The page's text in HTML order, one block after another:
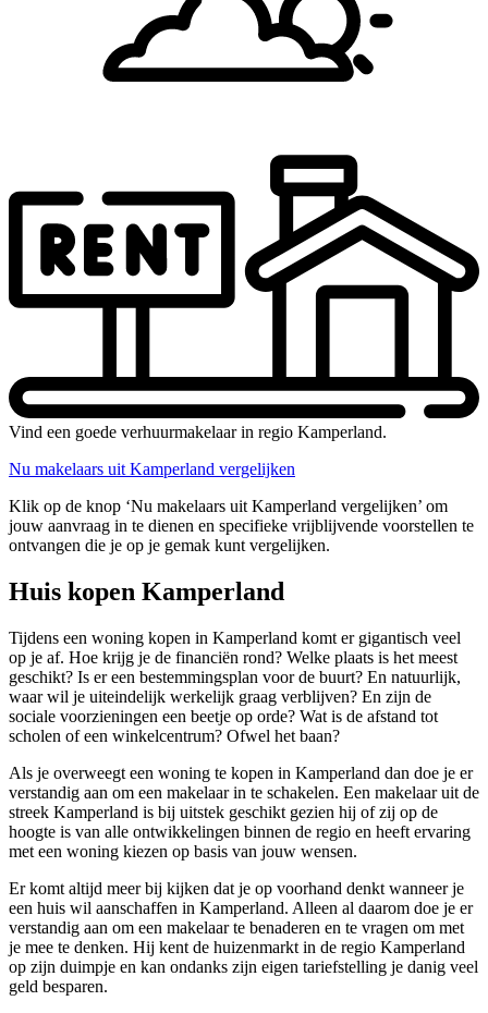
Vind een goede verhuurmakelaar in regio Kamperland.
Nu makelaars uit Kamperland vergelijken
Klik op de knop ‘Nu makelaars uit Kamperland vergelijken’ om
jouw aanvraag in te dienen en specifieke vrijblijvende voorstellen te
ontvangen die je op je gemak kunt vergelijken.
Huis kopen Kamperland
Tijdens een woning kopen in Kamperland komt er gigantisch veel
op je af. Hoe krijg je de financiën rond? Welke plaats is het meest
geschikt? Is er een bestemmingsplan voor de buurt? En natuurlijk,
waar wil je uiteindelijk werkelijk graag verblijven? En zijn de
sociale voorzieningen een beetje op orde? Wat is de afstand tot
scholen of een winkelcentrum? Ofwel het baan?
Als je overweegt een woning te kopen in Kamperland dan doe je er
verstandig aan om een makelaar in te schakelen. Een makelaar uit de
streek Kamperland is bij uitstek geschikt gezien hij of zij op de
hoogte is van alle ontwikkelingen binnen de regio en heeft ervaring
met een woning kiezen op basis van jouw wensen.
Er komt altijd meer bij kijken dat je op voorhand denkt wanneer je
een huis wil aanschaffen in Kamperland. Alleen al daarom doe je er
verstandig aan om een makelaar te benaderen en te vragen om met
je mee te denken. Hij kent de huizenmarkt in de regio Kamperland
op zijn duimpje en kan ondanks zijn eigen tariefstelling je danig veel
geld besparen.